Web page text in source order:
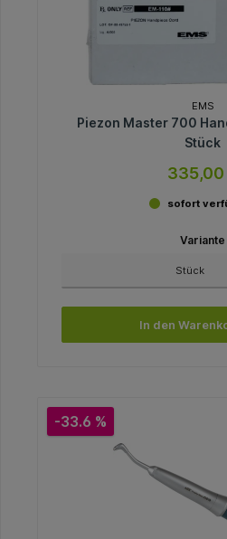
EMS
Piezon Master 700
Stück
335,00
sofort
Variante
In den
-33.6 %